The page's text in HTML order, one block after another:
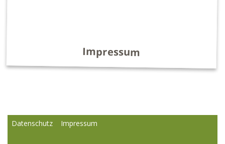
Impressum
Datenschutz Impressum